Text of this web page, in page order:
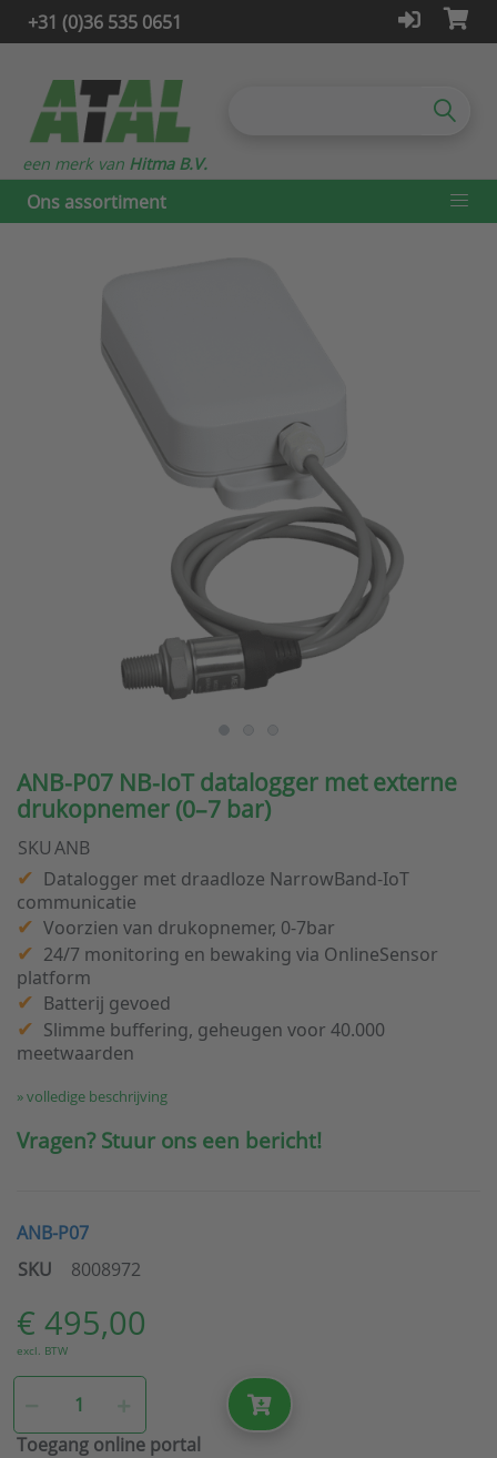
+31 (0)36 535 0651
Ons assortiment
een merk van Hitma B.V.
ANB-P07 NB-IoT datalogger met externe
drukopnemer (0–7 bar)
SKUANB
Datalogger met draadloze NarrowBand-IoT
communicatie
Voorzien van drukopnemer, 0-7bar
24/7 monitoring en bewaking via OnlineSensor
platform
Batterij gevoed
Slimme buffering, geheugen voor 40.000
meetwaarden
» volledige beschrijving
Vragen? Stuur ons een bericht!
ANB-P07
SKU
8008972
€ 495,00
excl. BTW
Toegang online portal